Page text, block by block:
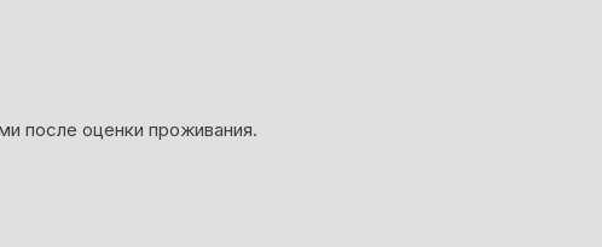
после оценки проживания.